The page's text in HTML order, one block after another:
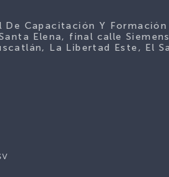
Capacitación Y Formación
Elena, final calle
La Libertad Este, El